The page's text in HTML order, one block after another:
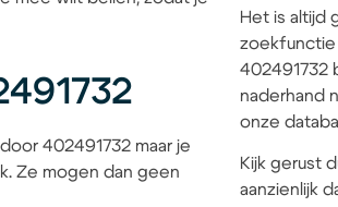
402491732 maar je
Ze mogen dan geen
Het is altijd
zoekfunctie
402491732
naderhand
onze
Kijk gerust
aanzienlijk